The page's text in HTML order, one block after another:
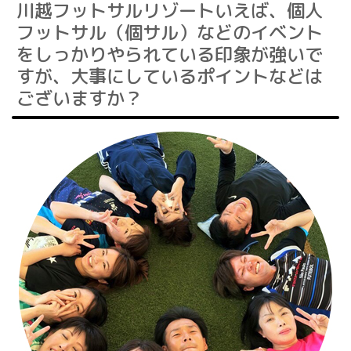
川越フットサルリゾートいえば、個人
フットサル（個サル）などのイベント
をしっかりやられている印象が強いで
すが、大事にしているポイントなどは
ございますか？